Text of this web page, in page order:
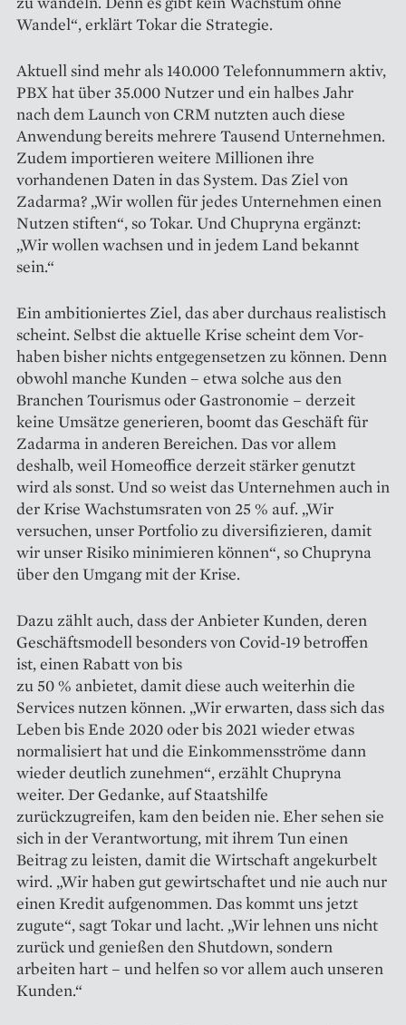
Wandel“, erklärt Tokar die Strategie.
Aktuell sind mehr als 140.000 Telefonnummern aktiv,
PBX hat über 35.000 Nutzer und ein halbes Jahr
nach dem Launch von CRM nutzten auch diese
Anwendung bereits mehrere Tausend Unternehmen.
Zudem importieren weitere Millionen ihre
vorhandenen Daten in das System. Das Ziel von
Zadarma? „Wir wollen für jedes Unternehmen einen
Nutzen stiften“, so Tokar. Und Chupryna ergänzt:
„Wir wollen wachsen und in jedem Land bekannt
sein.“
Ein ambitioniertes Ziel, das aber durchaus realistisch
scheint. Selbst die aktuelle Krise scheint dem Vor­
haben bisher nichts entgegen­setzen zu können. Denn
obwohl manche Kunden – etwa solche aus den
Branchen Tourismus oder Gastronomie – derzeit
keine Umsätze generieren, boomt das Geschäft für
Zadarma in anderen Bereichen. Das vor allem
deshalb, weil Homeoffice derzeit stärker genutzt
wird als sonst. Und so weist das Unternehmen auch in
der Krise Wachstumsraten von 25 % auf. „Wir
versuchen, unser Portfolio zu diversifizieren, damit
wir unser Risiko minimieren können“, so Chupryna
über den Umgang mit der Krise.
Dazu zählt auch, dass der Anbieter Kunden, deren
Geschäftsmodell besonders von Covid-19 betroffen
ist, einen Rabatt von bis
zu 50 % anbietet, damit diese auch weiterhin die
Services nutzen können. „Wir erwarten, dass sich das
Leben bis Ende 2020 oder bis 2021 wieder etwas
normalisiert hat und die Einkommensströme dann
wieder deutlich zunehmen“, erzählt Chup­ryna
weiter. Der Gedanke, auf Staatshilfe
zurückzugreifen, kam den beiden nie. Eher sehen sie
sich in der Verantwortung, mit ihrem Tun einen
Beitrag zu leisten, damit die Wirtschaft angekurbelt
wird. „Wir haben gut gewirtschaftet und nie auch nur
einen Kredit aufgenommen. Das kommt uns jetzt
zugute“, sagt Tokar und lacht. „Wir lehnen uns nicht
zurück und genießen den Shutdown, sondern
arbeiten hart – und helfen so vor allem auch unseren
Kunden.“